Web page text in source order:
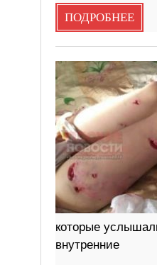
ПОДРОБНЕЕ
которые
внутренние